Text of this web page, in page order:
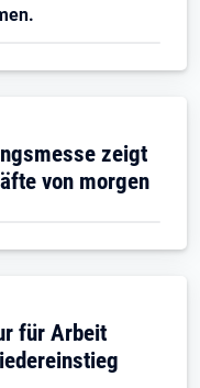
zeigt
von morgen
für Arbeit